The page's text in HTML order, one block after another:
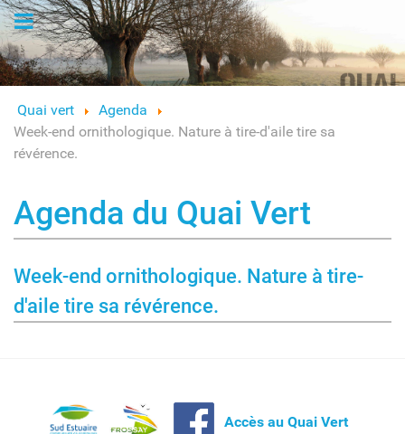
Logo
Quai vert
Agenda
Week-end ornithologique. Nature à tire-d'aile tire sa
révérence.
Agenda du Quai Vert
Week-end ornithologique. Nature à tire-
d'aile tire sa révérence.
Accès au Quai Vert